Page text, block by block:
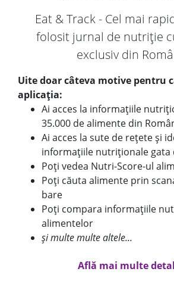
Eat & Track - Cel mai
folosit jurnal de nutriție
exclusiv din
Uite doar câteva motive pentru
aplicația:
Ai acces la informațiile
35.000 de alimente din
Ai acces la sute de rețete și
informațiile nutriționale gata
Poți vedea Nutri-Score-ul
Poți căuta alimente prin
bare
Poți compara informațiile
alimentelor
și multe multe altele...
Află mai multe